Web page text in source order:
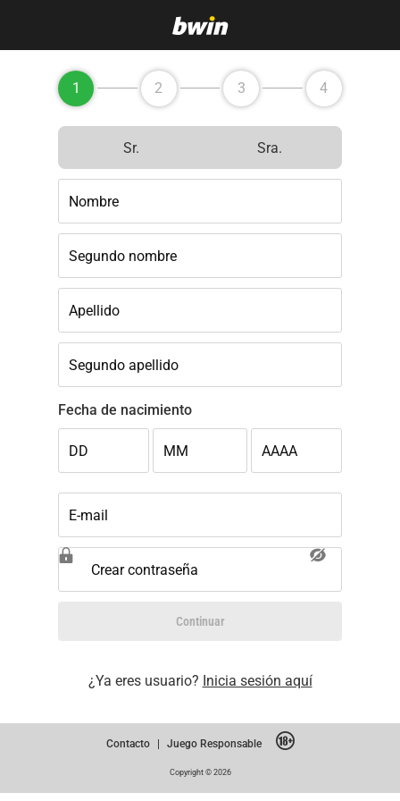
1 2 3 4
Sr. Sra.
Nombre
Segundo nombre
Apellido
Segundo apellido
Fecha de nacimiento
DD MM AAAA
E-mail
Crear contraseña
Continuar
¿Ya eres usuario? Inicia sesión aquí
Contacto | Juego Responsable
Copyright © 2026